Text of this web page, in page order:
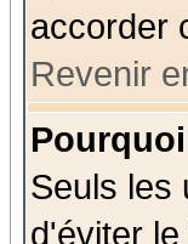
accorder
Revenir
Seuls les
d'éviter